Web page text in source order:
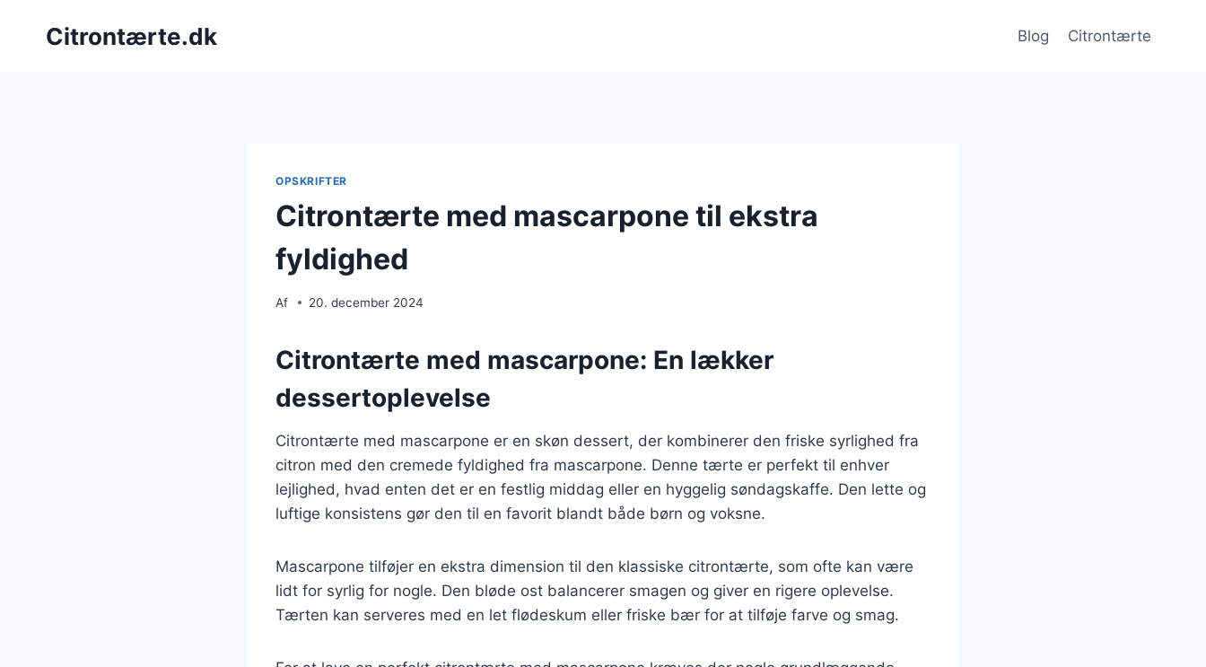
Citrontærte.dk Blog Citrontærte
OPSKRIFTER
Citrontærte med mascarpone til ekstra
fyldighed
Af 20. december 2024
Citrontærte med mascarpone: En lækker
dessertoplevelse
Citrontærte med mascarpone er en skøn dessert, der kombinerer den friske syrlighed fra
citron med den cremede fyldighed fra mascarpone. Denne tærte er perfekt til enhver
lejlighed, hvad enten det er en festlig middag eller en hyggelig søndagskaffe. Den lette og
luftige konsistens gør den til en favorit blandt både børn og voksne.
Mascarpone tilføjer en ekstra dimension til den klassiske citrontærte, som ofte kan være
lidt for syrlig for nogle. Den bløde ost balancerer smagen og giver en rigere oplevelse.
Tærten kan serveres med en let flødeskum eller friske bær for at tilføje farve og smag.